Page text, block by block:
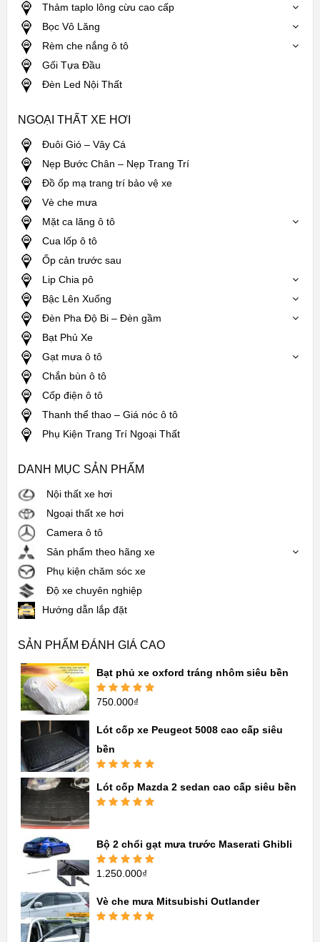
Thảm taplo lông cừu cao cấp
Bọc Vô Lăng
Rèm che nắng ô tô
Gối Tựa Đầu
Đèn Led Nội Thất
NGOẠI THẤT XE HƠI
Đuôi Gió – Vây Cá
Nẹp Bước Chân – Nẹp Trang Trí
Đồ ốp mạ trang trí bảo vệ xe
Vè che mưa
Mặt ca lăng ô tô
Cua lốp ô tô
Ốp cản trước sau
Lip Chia pô
Bậc Lên Xuống
Đèn Pha Độ Bi – Đèn gầm
Bạt Phủ Xe
Gạt mưa ô tô
Chắn bùn ô tô
Cốp điện ô tô
Thanh thể thao – Giá nóc ô tô
Phụ Kiện Trang Trí Ngoại Thất
DANH MỤC SẢN PHẨM
Nội thất xe hơi
Ngoại thất xe hơi
Camera ô tô
Sản phẩm theo hãng xe
Phụ kiện chăm sóc xe
Độ xe chuyên nghiệp
Hướng dẫn lắp đặt
SẢN PHẨM ĐÁNH GIÁ CAO
Bạt phủ xe oxford tráng nhôm siêu bền
Được xếp
750.000₫
Lót cốp xe Peugeot 5008 cao cấp siêu
bền
hạng5.005
sao
Lót cốp Mazda 2 sedan cao cấp siêu bền
Bộ 2 chổi gạt mưa trước Maserati Ghibli
Được xếp
1.250.000₫
Vè che mưa Mitsubishi Outlander